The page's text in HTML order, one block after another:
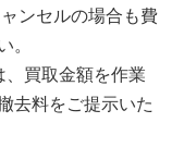
ンセルの場合も費
。
買取金額を作業
去料をご提示いた